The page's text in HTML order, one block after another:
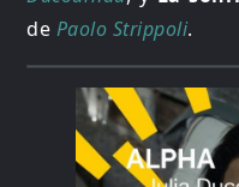
de Paolo Strippoli.